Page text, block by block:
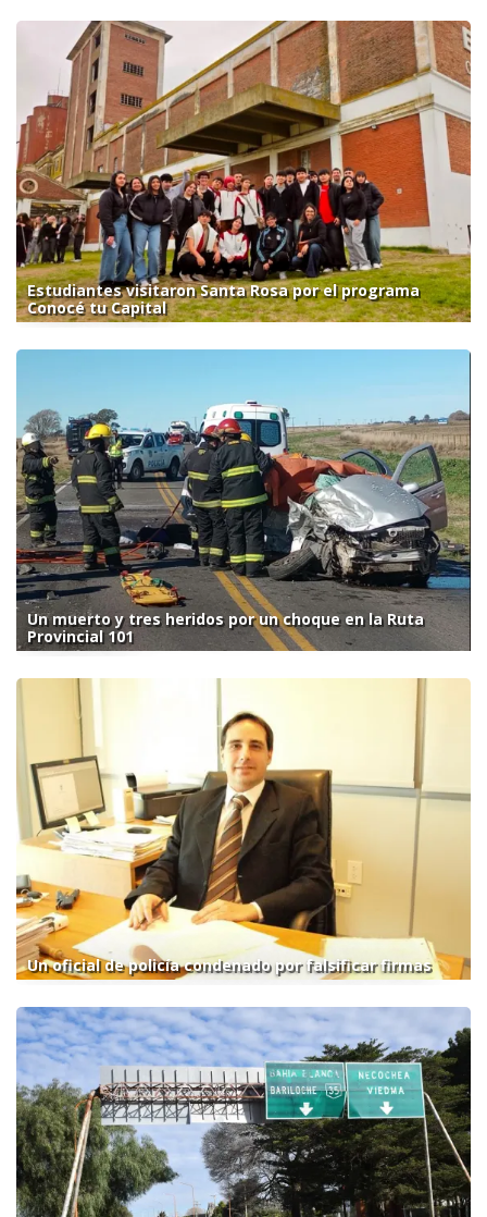
Estudiantes visitaron Santa Rosa por el programa
Conocé tu Capital
Un muerto y tres heridos por un choque en la Ruta
Provincial 101
Un oficial de policía condenado por falsificar firmas